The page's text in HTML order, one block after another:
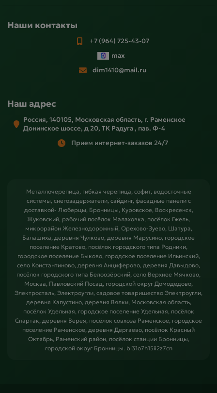
Наши контакты
+7 (964) 725-43-07
max
dim1410@mail.ru
Наш адрес
Россия, 140105, Московская область, г. Раменское
Донинское шоссе, д 20, ТК Радуга , пав. Ф-4
Прием интернет-заказов 24/7
Металлочерепица, гибкая черепица, софит, водосточные
системы, снегозадержатели, сайдинг, фасадные панели с
доставкой- Люберцы, Бронницы, Куровское, Воскресенск,
Жуковский, рабочий посёлок Малаховка, посёлок Гжель,
микрорайон Железнодорожный, Орехово-Зуево, Шатура,
Балашиха, деревня Чулково, деревня Марусино, городское
поселение Кратово, посёлок городского типа Родники,
городское поселение Быково, городское поселение Ильинский,
село Константиново, деревня Анциферово, деревня Давыдово,
посёлок городского типа Белоозёрский, село Верхнее Мячково,
Москва, Павловский Посад, городской округ Домодедово,
Электросталь, Электроугли, садовое товарищество Электроугли,
деревня Капустино, деревня Вялки, Московская область,
посёлок Удельная, городское поселение Удельная, посёлок
Спартак, деревня Верея, посёлок совхоза Раменское, городское
поселение Раменское, деревня Дергаево, посёлок Красный
Октябрь, Раменский район, посёлок станции Бронницы,
городской округ Бронницы. bl31o7h15ii2z7cn